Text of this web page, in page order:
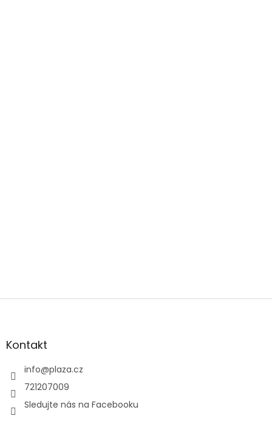
Kontakt
info@plaza.cz
721207009
Sledujte nás na Facebooku